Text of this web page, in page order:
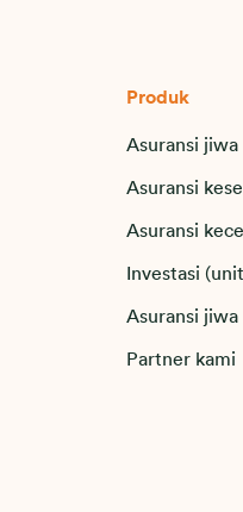
Produk
Asuransi jiwa
Asuransi
Asuransi
Investasi
Asuransi
Partner kami